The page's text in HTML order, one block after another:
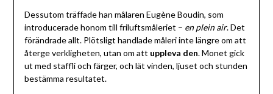
Dessutom träffade han målaren Eugène Boudin, som
introducerade honom till friluftsmåleriet – en plein air. Det
förändrade allt. Plötsligt handlade måleri inte längre om att
återge verkligheten, utan om att uppleva den. Monet gick
ut med staffli och färger, och lät vinden, ljuset och stunden
bestämma resultatet.